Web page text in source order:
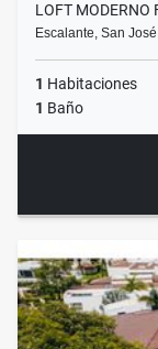
LOFT MODERNO
Escalante, San
1 Habitaciones
1 Baño